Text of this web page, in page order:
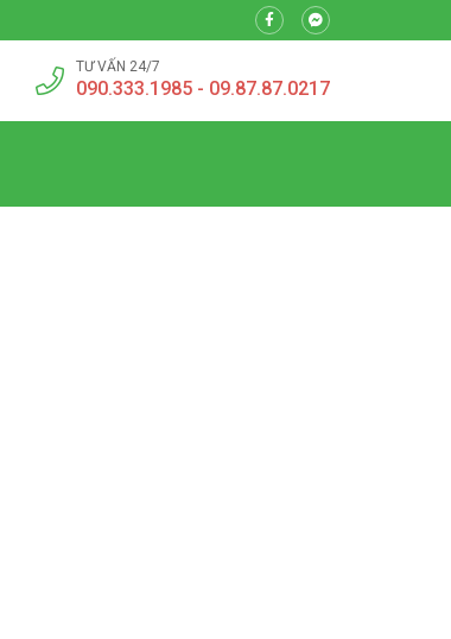
TƯ VẤN 24/7
090.333.1985 - 09.87.87.0217